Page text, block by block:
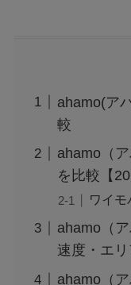
ahamo(ア
較
ahamo（
を比較【
ワイ
ahamo（
速度・エ
ahamo（